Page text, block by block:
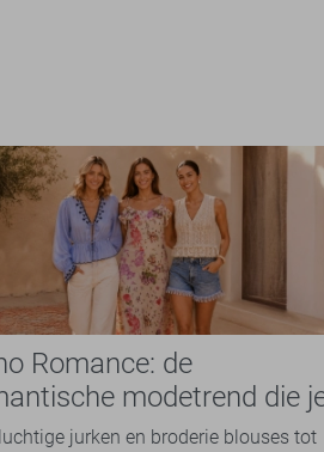
Romance: de
modetrend die
overal ziet
jurken en broderie blouses tot